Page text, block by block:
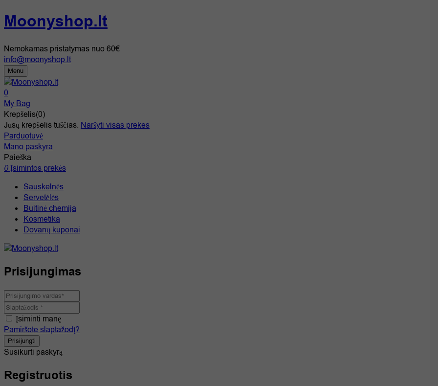
Moonyshop.lt
Nemokamas pristatymas nuo 60€
info@moonyshop.lt
Menu
0
My Bag
Krepšelis(0)
Jūsų krepšelis tuščias. Naršyti visas prekes
Parduotuvė
Mano paskyra
Paieška
0 Įsimintos prekės
Sauskelnės
Servetėlės
Buitinė chemija
Kosmetika
Dovanų kuponai
Prisijungimas
Įsiminti manę
Pamiršote slaptažodį?
Susikurti paskyrą
Registruotis